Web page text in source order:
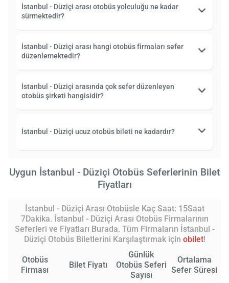
İstanbul - Düziçi arası otobüs yolculuğu ne kadar
sürmektedir?
İstanbul - Düziçi arası hangi otobüs firmaları sefer
düzenlemektedir?
İstanbul - Düziçi arasında çok sefer düzenleyen
otobüs şirketi hangisidir?
İstanbul - Düziçi ucuz otobüs bileti ne kadardır?
Uygun İstanbul - Düziçi Otobüs Seferlerinin Bilet
Fiyatları
İstanbul - Düziçi Arası Otobüsle Kaç Saat: 15Saat
7Dakika. İstanbul - Düziçi Arası Otobüs Firmalarının
Seferleri ve Fiyatları Burada. Tüm Firmaların İstanbul -
Düziçi Otobüs Biletlerini Karşılaştırmak için obilet!
Otobüs
Firması
Bilet Fiyatı
Günlük
Otobüs Seferi
Sayısı
Ortalama
Sefer Süresi